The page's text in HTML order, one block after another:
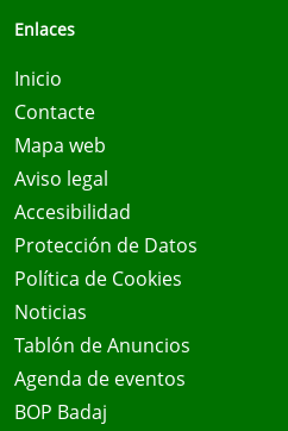
Enlaces
Inicio
Contacte
Mapa web
Aviso legal
Accesibilidad
Protección de Datos
Política de Cookies
Noticias
Tablón de Anuncios
Agenda de eventos
BOP Badaj